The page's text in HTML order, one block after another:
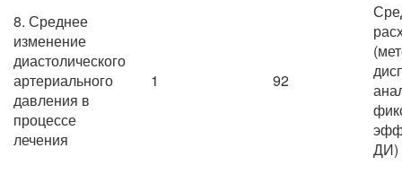
8. Среднее
изменение
диастолического
артериального
давления в
процессе
лечения
1 92
ДИ)